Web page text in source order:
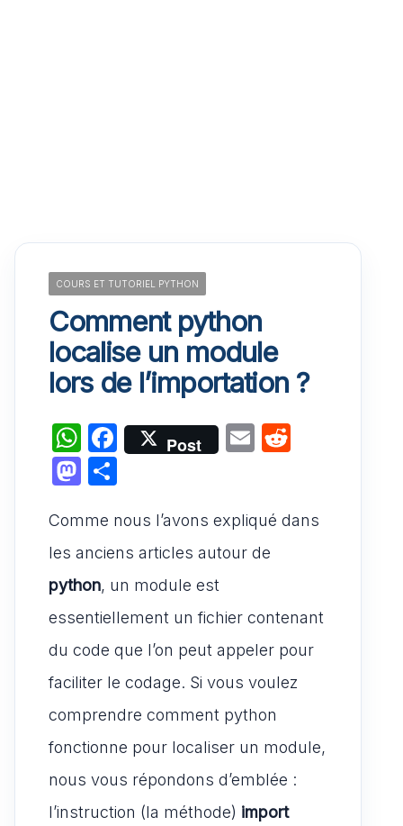
COURS ET TUTORIEL PYTHON
Comment python
localise un module
lors de l’importation ?
W
h
at
s
A
p
p
F
a
e
b
o
o
k
Post
E
l
di
M
st
o
d
o
n
ta
g
er
Comme nous l’avons expliqué dans
les anciens articles autour de
python, un module est
essentiellement un fichier contenant
du code que l’on peut appeler pour
faciliter le codage. Si vous voulez
comprendre comment python
fonctionne pour localiser un module,
nous vous répondons d’emblée :
l’instruction (la méthode) import